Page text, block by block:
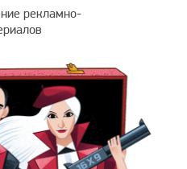
рекламно-